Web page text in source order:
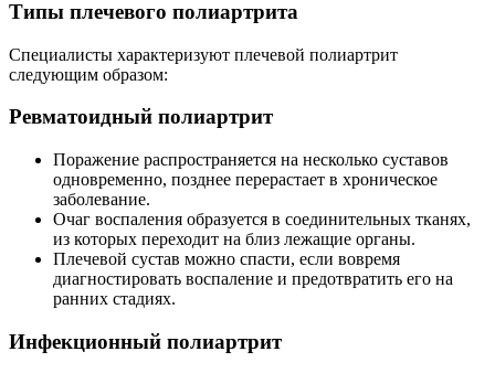
Типы плечевого полиартрита
Специалисты характеризуют плечевой полиартрит
следующим образом:
Ревматоидный полиартрит
Поражение распространяется на несколько суставов
одновременно, позднее перерастает в хроническое
заболевание.
Очаг воспаления образуется в соединительных тканях,
из которых переходит на близ лежащие органы.
Плечевой сустав можно спасти, если вовремя
диагностировать воспаление и предотвратить его на
ранних стадиях.
Инфекционный полиартрит